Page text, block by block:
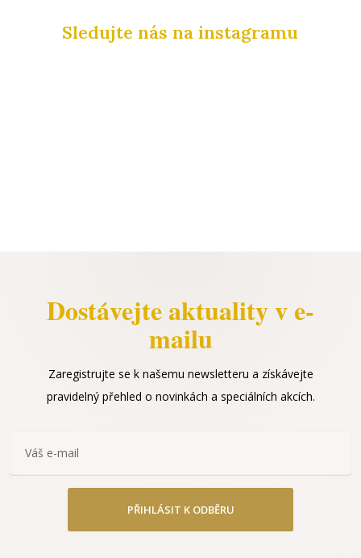
Sledujte nás na instagramu
Dostávejte aktuality v e-
mailu
Zaregistrujte se k našemu newsletteru a získávejte
pravidelný přehled o novinkách a speciálních akcích.
PŘIHLÁSIT K ODBĚRU